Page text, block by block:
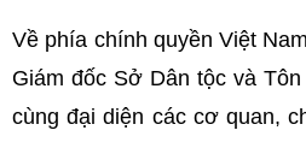
Về phía chính quyền Việt
Giám đốc Sở Dân tộc và
cùng đại diện các cơ quan,